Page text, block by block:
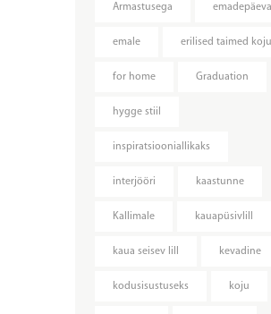
Armastusega
emale erilised taimed koju
for home Graduation
hygge stiil
inspiratsiooniallikaks
interjööri kaastunne
Kallimale kauapüsivlill
kaua seisev lill kevadine
kodusisustuseks koju